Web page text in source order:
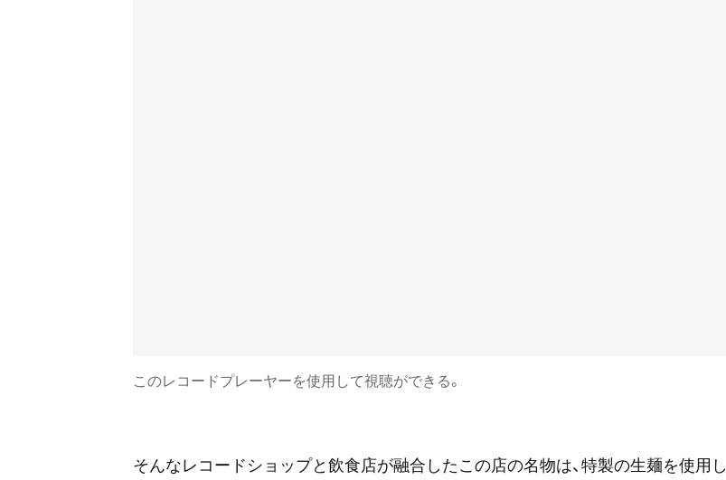
このレコードプレーヤーを使用して視聴ができる。
そんなレコードショップと飲食店が融合したこの店の名物は、特製の生麺を使用し